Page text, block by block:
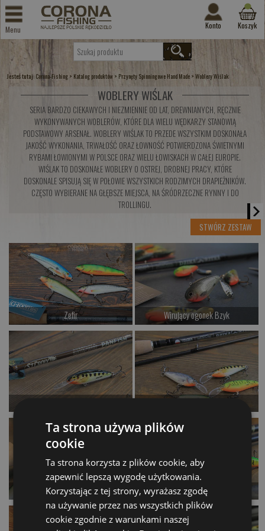
Menu Konto Koszyk
Jesteś tutaj: Corona-Fishing > Katalog produktów > Przynęty Spinningowe Hand Made >Woblery Wiślak
WOBLERY WIŚLAK
SERIA BARDZO CIEKAWYCH I NIEZMIENNIE OD LAT, DREWNIANYCH, RĘCZNIE
WYKONYWANYCH WOBLERÓW, KTÓRE DLA WIELU WĘDKARZY STANOWIĄ
PODSTAWOWY ARSENAŁ. WOBLERY WIŚLAK TO PRZEDE WSZYSTKIM DOSKONAŁA
JAKOŚĆ WYKONANIA, TRWAŁOŚĆ ORAZ ŁOWNOŚĆ POTWIERDZONA ŚWIETNYMI
RYBAMI ŁOWIONYMI W POLSCE ORAZ WIELU ŁOWISKACH W CAŁEJ EUROPIE.
WIŚLAK TO DOSKONAŁE WOBLERY O OSTREJ, DROBNEJ PRACY, KTÓRE
DOSKONALE SPISUJĄ SIĘ W POŁOWIE WSZYSTKICH RODZIMYCH DRAPIEŻNIKÓW.
CZĘSTO WYBIERANE NA GŁĘBSZE MIEJSCA, NA ŚRÓDRZECZNE RYNNY I DO
TROLLINGU.
STWÓRZ ZESTAW
Zefir
od 42.00 PLN
Kup teraz >
Wirujący ogonek Bzyk
od 32.00 PLN
Kup teraz >
Kup teraz >
Shamal 70
od 39.00 PLN
Tivano 73
od 38.00 PLN
Ta strona używa plików
cookie
Ta strona korzysta z plików cookie, aby
zapewnić lepszą wygodę użytkowania.
Korzystając z tej strony, wyrażasz zgodę
na używanie przez nas wszystkich plików
cookie zgodnie z warunkami naszej